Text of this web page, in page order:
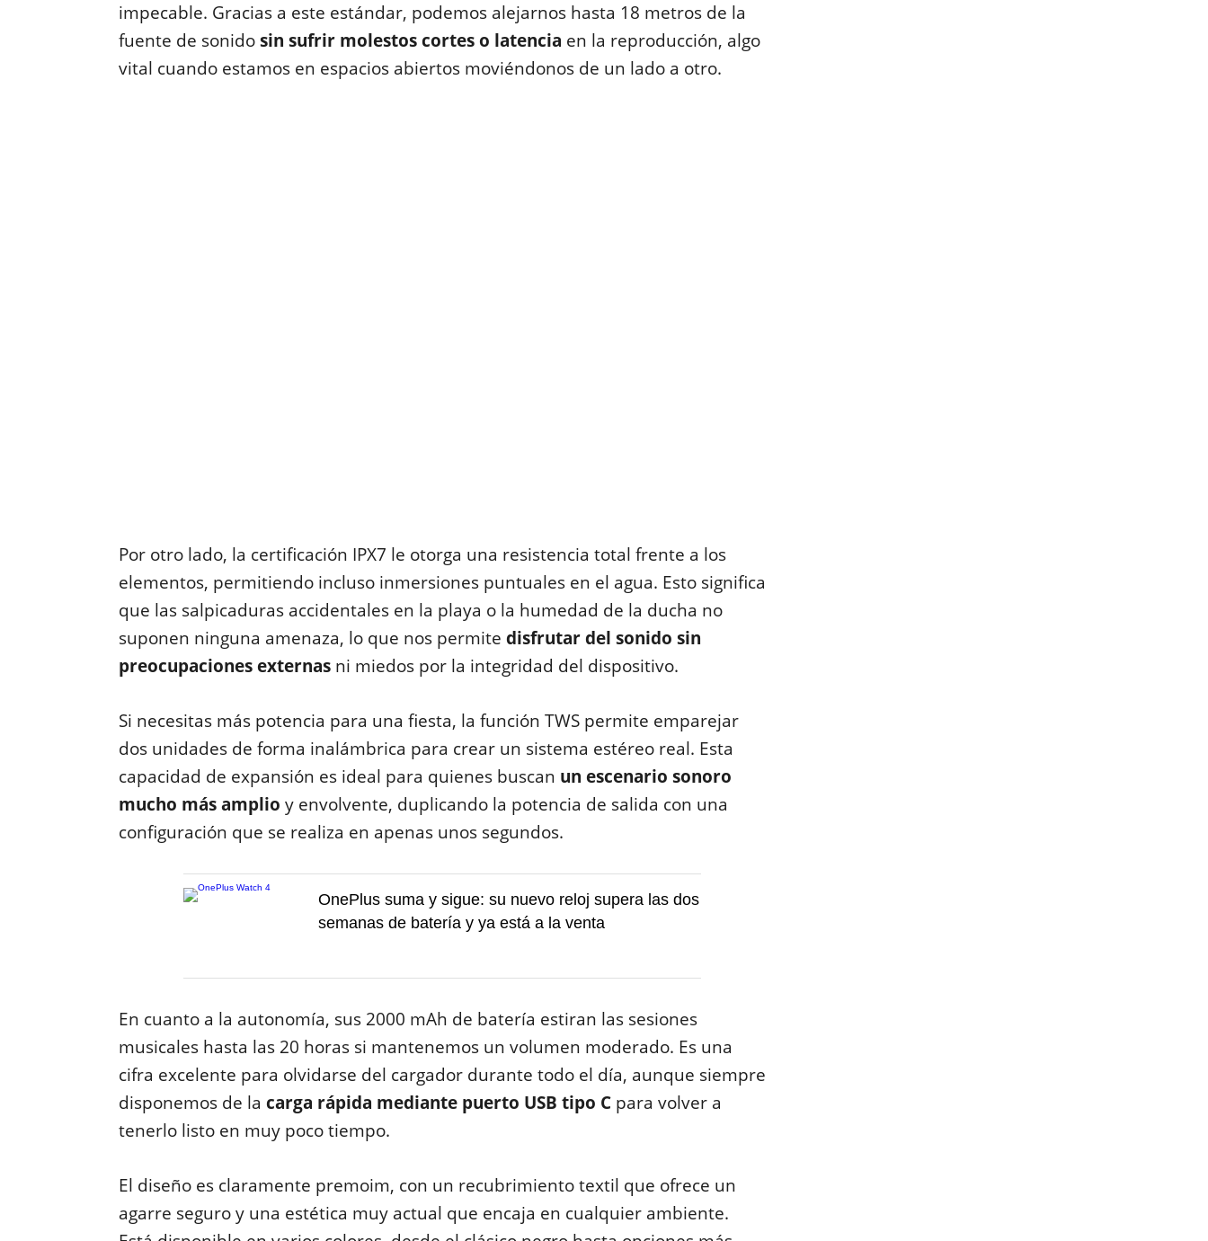
impecable. Gracias a este estándar, podemos alejarnos hasta 18 metros de la
fuente de sonidosin sufrir molestos cortes o latencia en la reproducción, algo
vital cuando estamos en espacios abiertos moviéndonos de un lado a otro.
Por otro lado, la certificación IPX7 le otorga una resistencia total frente a los
elementos, permitiendo incluso inmersiones puntuales en el agua. Esto significa
que las salpicaduras accidentales en la playa o la humedad de la ducha no
suponen ninguna amenaza, lo que nos permite disfrutar del sonido sin
preocupaciones externasni miedos por la integridad del dispositivo.
Si necesitas más potencia para una fiesta, la función TWS permite emparejar
dos unidades de forma inalámbrica para crear un sistema estéreo real. Esta
capacidad de expansión es ideal para quienes buscan un escenario sonoro
mucho más amplio y envolvente, duplicando la potencia de salida con una
configuración que se realiza en apenas unos segundos.
OnePlus suma y sigue: su nuevo reloj supera las dos
semanas de batería y ya está a la venta
En cuanto a la autonomía, sus 2000 mAh de batería estiran las sesiones
musicales hasta las 20 horas si mantenemos un volumen moderado. Es una
cifra excelente para olvidarse del cargador durante todo el día, aunque siempre
disponemos de la carga rápida mediante puerto USB tipo Cpara volver a
tenerlo listo en muy poco tiempo.
El diseño es claramente premoim, con un recubrimiento textil que ofrece un
agarre seguro y una estética muy actual que encaja en cualquier ambiente.